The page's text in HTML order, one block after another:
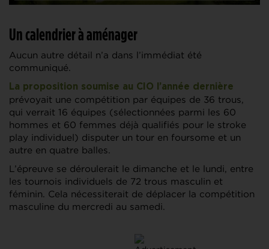
Un calendrier à aménager
Aucun autre détail n’a dans l’immédiat été
communiqué.
La proposition soumise au CIO l’année dernière
prévoyait une compétition par équipes de 36 trous,
qui verrait 16 équipes (sélectionnées parmi les 60
hommes et 60 femmes déjà qualifiés pour le stroke
play individuel) disputer un tour en foursome et un
autre en quatre balles.
L’épreuve se déroulerait le dimanche et le lundi, entre
les tournois individuels de 72 trous masculin et
féminin. Cela nécessiterait de déplacer la compétition
masculine du mercredi au samedi.